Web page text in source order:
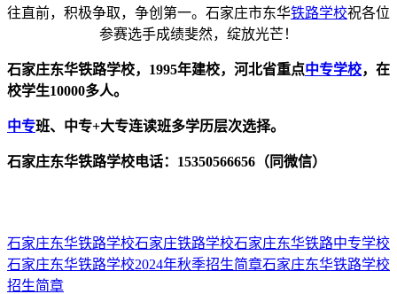
往直前，积极争取，争创第一。石家庄市东华铁路学校祝各位
参赛选手成绩斐然，绽放光芒！
石家庄东华铁路学校，1995年建校，河北省重点中专学校，在
校学生10000多人。
中专班、中专+大专连读班多学历层次选择。
石家庄东华铁路学校电话：15350566656（同微信）
石家庄东华铁路学校石家庄铁路学校石家庄东华铁路中专学校
石家庄东华铁路学校2024年秋季招生简章石家庄东华铁路学校
招生简章